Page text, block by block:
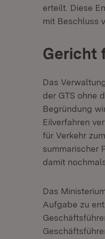
erteilt. Diese
mit Beschluss
Gericht
Das
der GTS ohne
Begründung
Eilverfahren
für Verkehr
summarischer
damit
Das
Aufgabe zu